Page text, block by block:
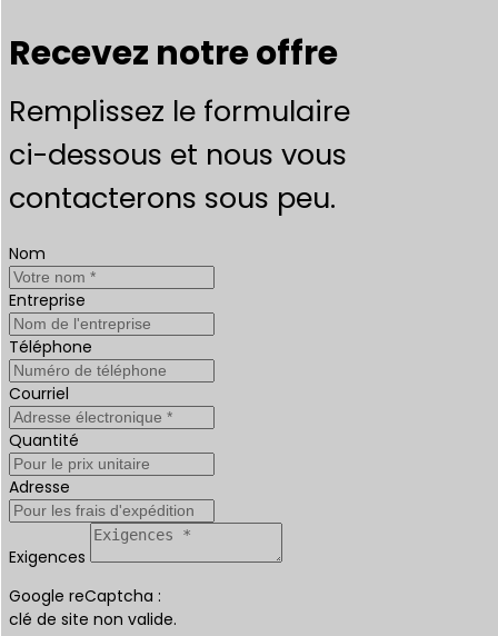
Recevez notre offre
Remplissez le formulaire
ci-dessous et nous vous
contacterons sous peu.
Nom
Entreprise
Téléphone
Courriel
Quantité
Adresse
Exigences
Google reCaptcha :
clé de site non valide.